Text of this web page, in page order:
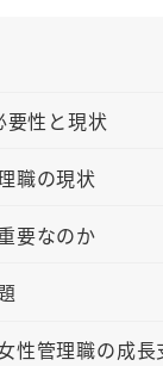
要性と現状
職の現状
要なのか
性管理職の成長